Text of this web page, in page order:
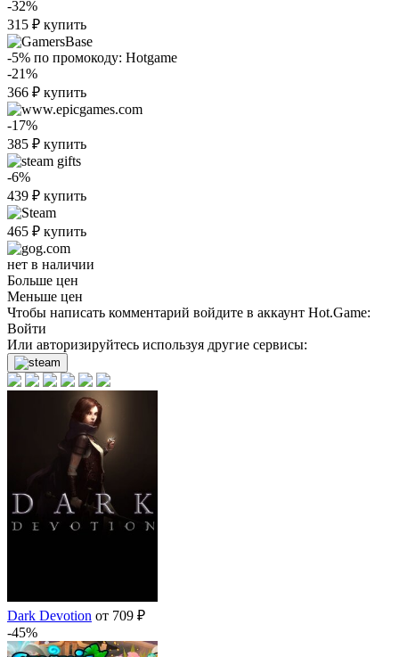
-32%
315 ₽ купить
-5% по промокоду: Hotgame
-21%
366 ₽ купить
-17%
385 ₽ купить
-6%
439 ₽ купить
465 ₽ купить
нет в наличии
Больше цен
Меньше цен
Чтобы написать комментарий войдите в аккаунт Hot.Game:
Войти
Или авторизируйтесь используя другие сервисы:
Dark Devotion от 709 ₽
-45%